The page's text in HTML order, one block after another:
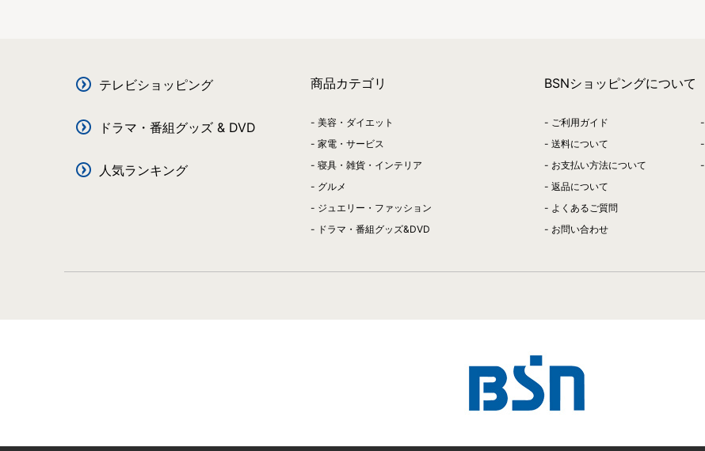
テレビショッピング
ドラマ・番組グッズ & DVD
人気ランキング
商品カテゴリ
美容・ダイエット
家電・サービス
寝具・雑貨・インテリア
グルメ
ジュエリー・ファッション
ドラマ・番組グッズ&DVD
BSNショッピングについて
ご利用ガイド
送料について
お支払い方法について
返品について
よくあるご質問
お問い合わせ